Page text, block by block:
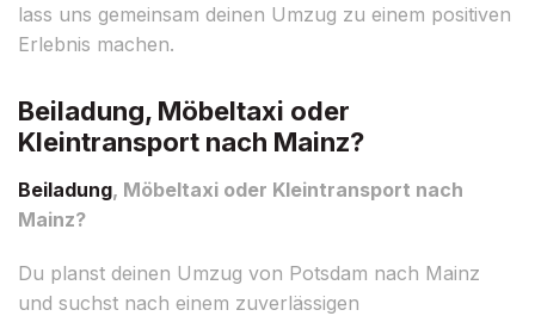
lass uns gemeinsam deinen Umzug zu einem positiven
Erlebnis machen.
Beiladung, Möbeltaxi oder
Kleintransport nach Mainz?
Beiladung, Möbeltaxi oder Kleintransport nach
Mainz?
Du planst deinen Umzug von Potsdam nach Mainz
und suchst nach einem zuverlässigen